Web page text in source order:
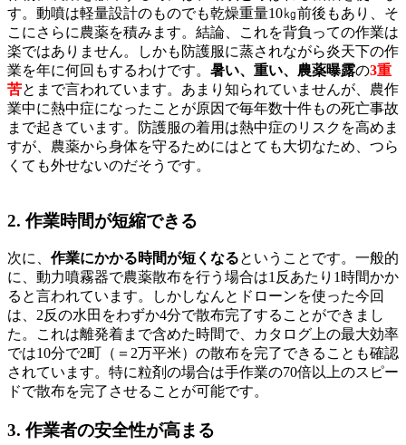
す。動噴は軽量設計のものでも乾燥重量10㎏前後もあり、そ
こにさらに農薬を積みます。結論、これを背負っての作業は
楽ではありません。しかも防護服に蒸されながら炎天下の作
業を年に何回もするわけです。 暑い、重い、農薬曝露の3重
苦とまで言われています。あまり知られていませんが、農作
業中に熱中症になったことが原因で毎年数十件もの死亡事故
まで起きています。防護服の着用は熱中症のリスクを高めま
すが、農薬から身体を守るためにはとても大切なため、つら
くても外せないのだそうです。
2. 作業時間が短縮できる
次に、 作業にかかる時間が短くなるということです。一般的
に、動力噴霧器で農薬散布を行う場合は1反あたり1時間かか
ると言われています。しかしなんとドローンを使った今回
は、2反の水田をわずか4分で散布完了することができまし
た。これは離発着まで含めた時間で、カタログ上の最大効率
では10分で2町（＝2万平米）の散布を完了できることも確認
されています。特に粒剤の場合は手作業の70倍以上のスピー
ドで散布を完了させることが可能です。
3. 作業者の安全性が高まる